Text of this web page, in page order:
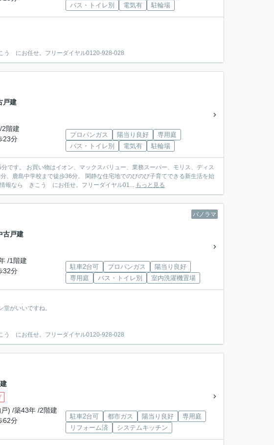
バス・トイレ別
電気有 駐輪場
にお任せ。フリーダイヤル0120-928-028
戸建
階建
23分
プロパンガス 陽当り良好
専用庭
バス・トイレ別
電気有 駐輪場
です。 お買い物はイオン、マックスバリュー、業務スーパー、モリス、ディス
、鹿島中学校まで徒歩36分。 閑静な住宅地でのびのび子育てできる新生活を始
なら きこう にお任せ。フリーダイヤル01... もっと見る
パノラマ
古戸建
/1階建
32分
駐車2台可 プロパンガス
陽当り良好
専用庭
バス・トイレ別 室内洗濯機置場
がいいですね。
にお任せ。フリーダイヤル0120-928-028
) /築43年 /2階建
62分
駐車2台可 都市ガス 陽当り良好
専用庭
リフォーム済
システムキッチン